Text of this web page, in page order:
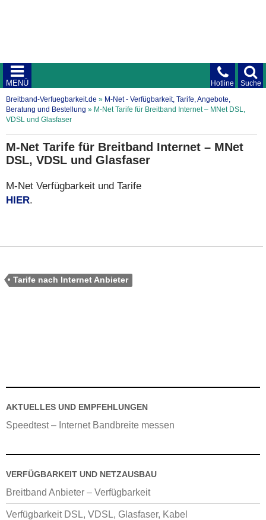
Suche
Hotline
MENÜ
Breitband-Verfuegbarkeit.de » M-Net - Verfügbarkeit, Tarife, Angebote,
Beratung und Bestellung » M-Net Tarife für Breitband Internet – MNet DSL,
VDSL und Glasfaser
M-Net Tarife für Breitband Internet – MNet
DSL, VDSL und Glasfaser
M-Net Verfügbarkeit und Tarife
HIER.
Tarife nach Internet Anbieter
AKTUELLES UND EMPFEHLUNGEN
Speedtest – Internet Bandbreite messen
VERFÜGBARKEIT UND NETZAUSBAU
Breitband Anbieter – Verfügbarkeit
Verfügbarkeit DSL, VDSL, Glasfaser, Kabel